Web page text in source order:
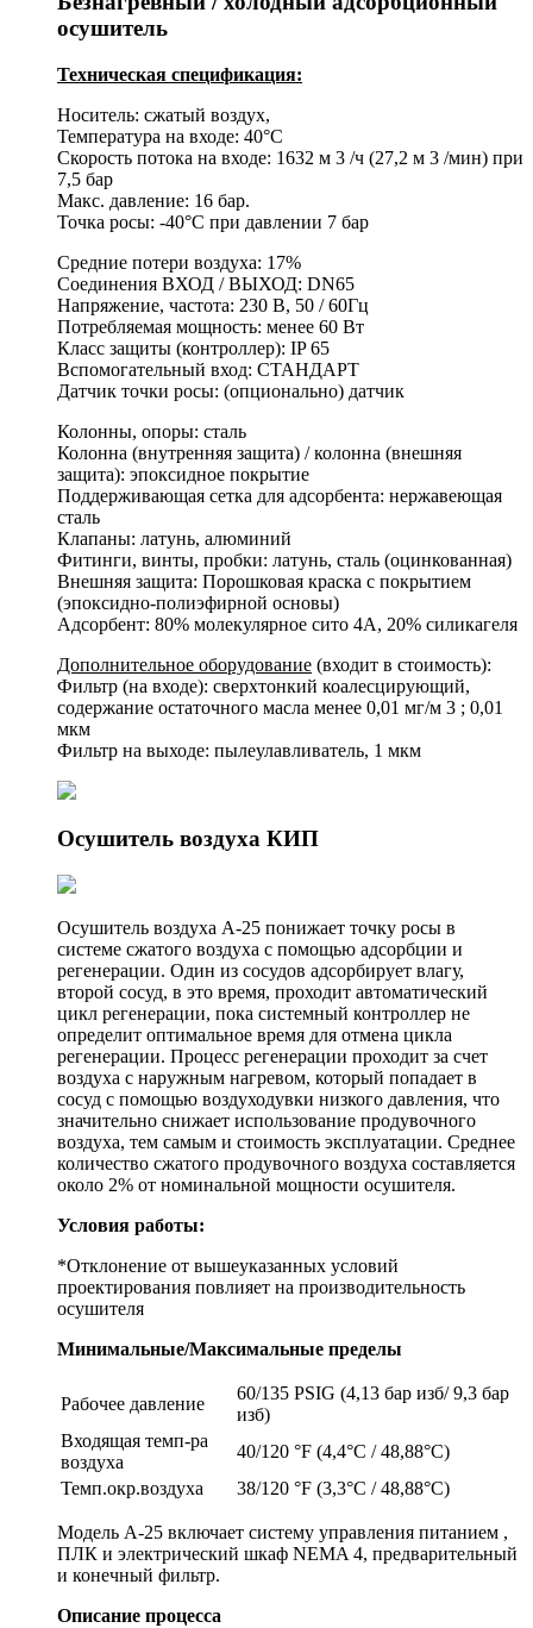
осушитель
Техническая спецификация:
Носитель: сжатый воздух,
Температура на входе: 40°C
Скорость потока на входе: 1632 м 3 /ч (27,2 м 3 /мин) при
7,5 бар
Макс. давление: 16 бар.
Точка росы: -40°C при давлении 7 бар
Средние потери воздуха: 17%
Соединения ВХОД / ВЫХОД: DN65
Напряжение, частота: 230 В, 50 / 60Гц
Потребляемая мощность: менее 60 Вт
Класс защиты (контроллер): IP 65
Вспомогательный вход: СТАНДАРТ
Датчик точки росы: (опционально) датчик
Колонны, опоры: сталь
Колонна (внутренняя защита) / колонна (внешняя
защита): эпоксидное покрытие
Поддерживающая сетка для адсорбента: нержавеющая
сталь
Клапаны: латунь, алюминий
Фитинги, винты, пробки: латунь, сталь (оцинкованная)
Внешняя защита: Порошковая краска с покрытием
(эпоксидно-полиэфирной основы)
Адсорбент: 80% молекулярное сито 4A, 20% силикагеля
Дополнительное оборудование (входит в стоимость):
Фильтр (на входе): сверхтонкий коалесцирующий,
содержание остаточного масла менее 0,01 мг/м 3 ; 0,01
мкм
Фильтр на выходе: пылеулавливатель, 1 мкм
Осушитель воздуха КИП
Осушитель воздуха A-25 понижает точку росы в
системе сжатого воздуха с помощью адсорбции и
регенерации. Один из сосудов адсорбирует влагу,
второй сосуд, в это время, проходит автоматический
цикл регенерации, пока системный контроллер не
определит оптимальное время для отмена цикла
регенерации. Процесс регенерации проходит за счет
воздуха с наружным нагревом, который попадает в
сосуд с помощью воздуходувки низкого давления, что
значительно снижает использование продувочного
воздуха, тем самым и стоимость эксплуатации. Среднее
количество сжатого продувочного воздуха составляется
около 2% от номинальной мощности осушителя.
Условия работы:
*Отклонение от вышеуказанных условий
проектирования повлияет на производительность
осушителя
Минимальные/Максимальные пределы
Рабочее давление
60/135 PSIG (4,13 бар изб/ 9,3 бар
изб)
Входящая темп-ра
воздуха
40/120 °F (4,4°C / 48,88°C)
Темп.окр.воздуха
38/120 °F (3,3°C / 48,88°C)
Модель А-25 включает систему управления питанием ,
ПЛК и электрический шкаф NEMA 4, предварительный
и конечный фильтр.
Описание процесса